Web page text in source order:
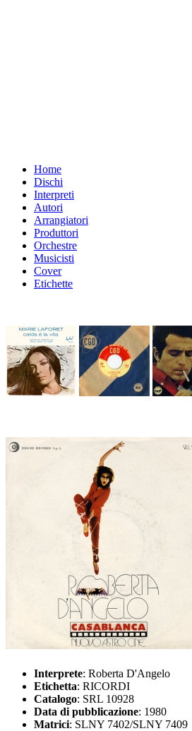
Home
Dischi
Interpreti
Autori
Arrangiatori
Produttori
Orchestre
Musicisti
Cover
Etichette
Interprete: Roberta D'Angelo
Etichetta: RICORDI
Catalogo: SRL 10928
Data di pubblicazione: 1980
Matrici: SLNY 7402/SLNY 7409